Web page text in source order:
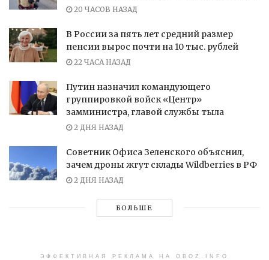
20 ЧАСОВ НАЗАД
В России за пять лет средний размер
пенсии вырос почти на 10 тыс. рублей
22 ЧАСА НАЗАД
Путин назначил командующего
группировкой войск «Центр»
замминистра, главой службы тыла
2 ДНЯ НАЗАД
Советник Офиса Зеленского объяснил,
зачем дроны жгут склады Wildberries в РФ
2 ДНЯ НАЗАД
БОЛЬШЕ
ЭФФЕКТИВНАЯ РЕКЛАМА НА OBOZ.INFO